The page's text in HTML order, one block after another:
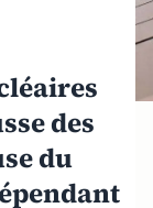
des
du